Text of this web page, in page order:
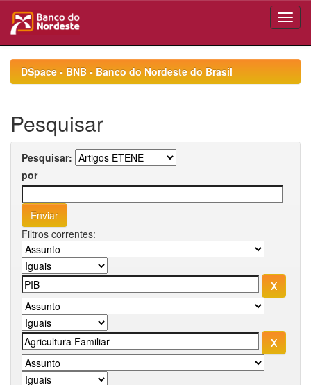
navigationDSpace - BNB - Banco do Nordeste do Brasil
Pesquisar
Pesquisar:
por
Filtros correntes: